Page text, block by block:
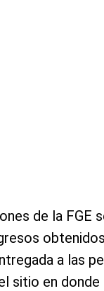
de la FGE
a las
sitio en donde